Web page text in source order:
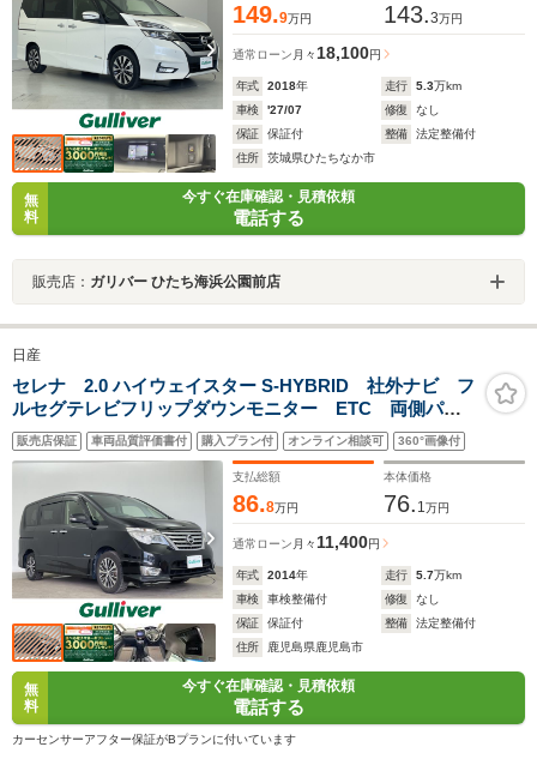
149.9万円 143.3万円
通常ローン 月々 18,100円
年式 2018年 走行 5.3万km
車検
'27/07 修復
なし
保証
保証付 整備
法定整備付
住所
茨城県ひたちなか市
無
料
今すぐ在庫確認・見積依頼
電話する
販売店： ガリバー ひたち海浜公園前店
日産
セレナ 2.0 ハイウェイスター S-HYBRID 社外ナビ フ
ルセグテレビフリップダウンモニター ETC 両側パワ
ースライドドア 衝突被害軽減ブレーキ 車線逸脱警
報 クルーズコントロール オートライト LEDヘッド
ライト オートエアコン フロアマット
販売店保証 車両品質評価書付 購入プラン付 オンライン相談可 360°画像付
支払総額
86.8万円
本体価格
76. 1万円
通常ローン 月々 11,400円
年式 2014年 走行 5.7万km
車検
車検整備付 修復
なし
保証
保証付 整備
法定整備付
住所
鹿児島県鹿児島市
無
料
今すぐ在庫確認・見積依頼
電話する
カーセンサーアフター保証がBプランに付いています